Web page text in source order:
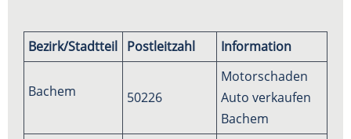
Bezirk/Stadtteil Postleitzahl Information
Bachem 50226
Motorschaden
Auto verkaufen
Bachem